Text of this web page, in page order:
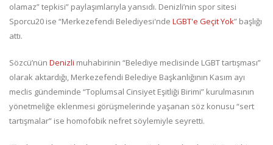
olamaz” tepkisi” paylaşımlarıyla yansıdı. Denizli’nin spor sitesi
Sporcu20 ise “Merkezefendi Belediyesi'nde LGBT'e Geçit Yok” başlığı
attı.
Sözcü’nün Denizli muhabirinin “Belediye meclisinde LGBT tartışması”
olarak aktardığı, Merkezefendi Belediye Başkanlığının Kasım ayı
meclis gündeminde “Toplumsal Cinsiyet Eşitliği Birimi” kurulmasının
yönetmeliğe eklenmesi görüşmelerinde yaşanan söz konusu “sert
tartışmalar” ise homofobik nefret söylemiyle seyretti.